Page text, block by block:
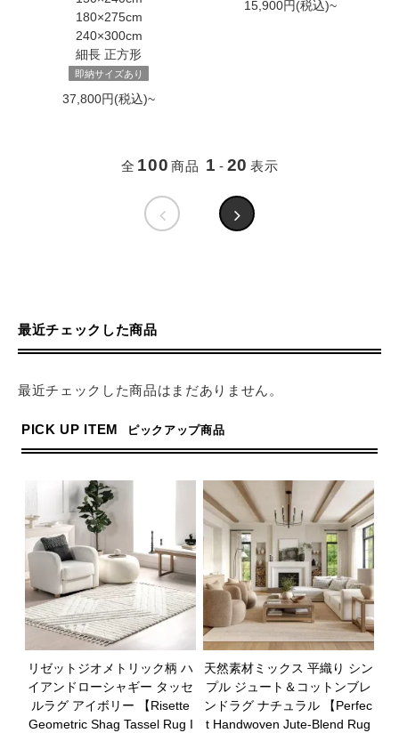
180×275cm
240×300cm
細長 正方形
即納サイズあり
37,800円(税込)~
15,900円(税込)~
全 100 商品 1 - 20 表示
最近チェックした商品
最近チェックした商品はまだありません。
PICK UP ITEM ピックアップ商品
リゼットジオメトリック柄 ハ
イアンドローシャギー タッセ
ルラグ アイボリー 【Risette
Geometric Shag Tassel Rug I
天然素材ミックス 平織り シン
プル ジュート＆コットンブレ
ンドラグ ナチュラル 【Perfec
t Handwoven Jute-Blend Rug